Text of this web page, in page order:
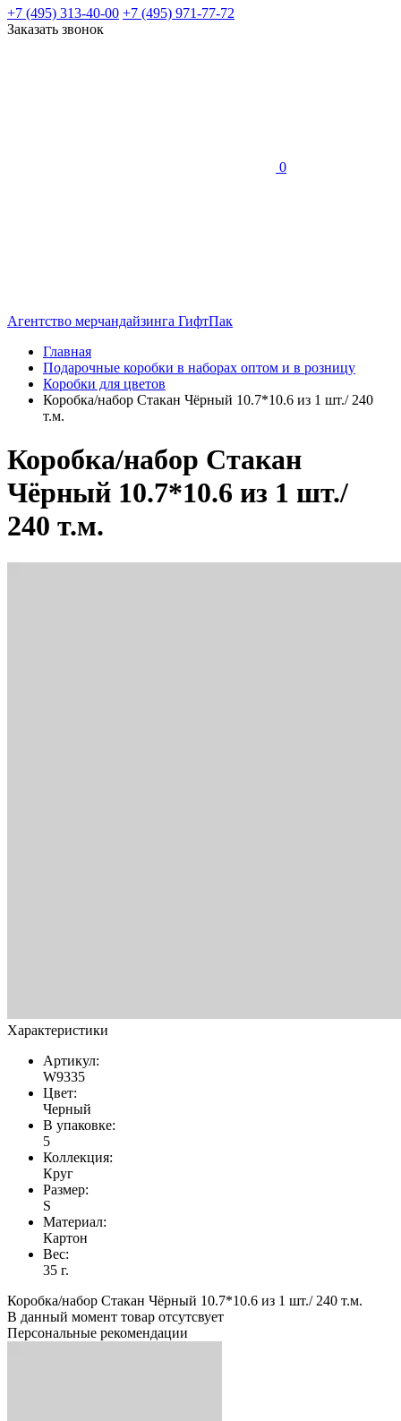
+7 (495) 313-40-00 +7 (495) 971-77-72
Заказать звонок
0
Агентство мерчандайзинга ГифтПак
Главная
Подарочные коробки в наборах оптом и в розницу
Коробки для цветов
Коробка/набор Стакан Чёрный 10.7*10.6 из 1 шт./ 240
т.м.
Коробка/набор Стакан
Чёрный 10.7*10.6 из 1 шт./
240 т.м.
Характеристики
Артикул:
W9335
Цвет:
Черный
В упаковке:
5
Коллекция:
Круг
Размер:
S
Материал:
Картон
Вес:
35 г.
Коробка/набор Стакан Чёрный 10.7*10.6 из 1 шт./ 240 т.м.
В данный момент товар отсутсвует
Персональные рекомендации